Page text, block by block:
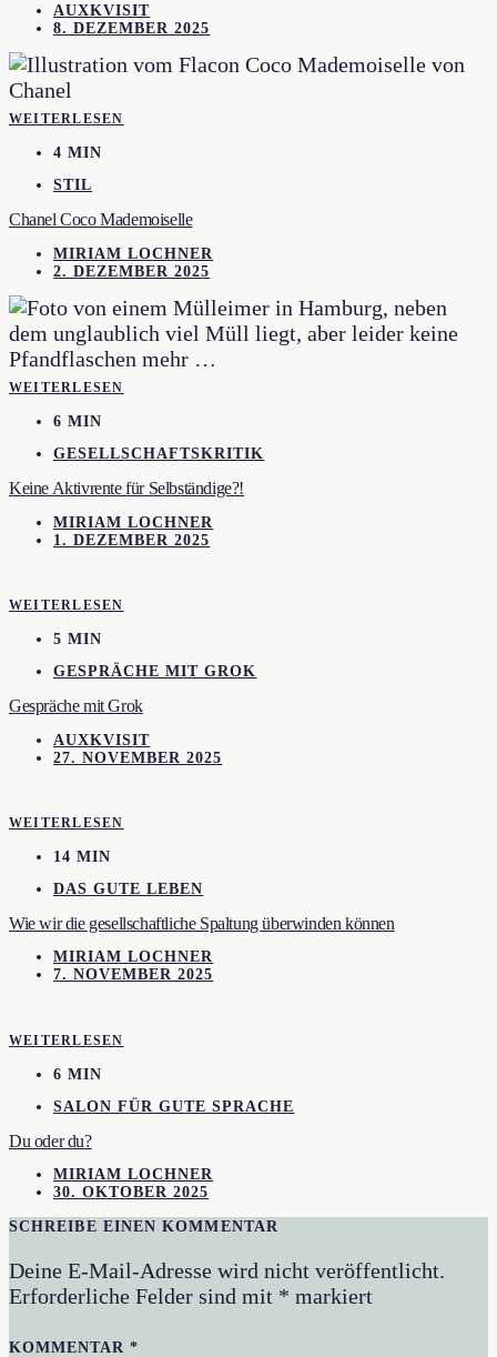
AUXKVISIT
8. DEZEMBER 2025
WEITERLESEN
4 MIN
STIL
Chanel Coco Mademoiselle
MIRIAM LOCHNER
2. DEZEMBER 2025
WEITERLESEN
6 MIN
GESELLSCHAFTSKRITIK
Keine Aktivrente für Selbständige?!
MIRIAM LOCHNER
1. DEZEMBER 2025
WEITERLESEN
5 MIN
GESPRÄCHE MIT GROK
Gespräche mit Grok
AUXKVISIT
27. NOVEMBER 2025
WEITERLESEN
14 MIN
DAS GUTE LEBEN
Wie wir die gesellschaftliche Spaltung überwinden können
MIRIAM LOCHNER
7. NOVEMBER 2025
WEITERLESEN
6 MIN
SALON FÜR GUTE SPRACHE
Du oder du?
MIRIAM LOCHNER
30. OKTOBER 2025
SCHREIBE EINEN KOMMENTAR
Deine E-Mail-Adresse wird nicht veröffentlicht.
Erforderliche Felder sind mit * markiert
KOMMENTAR*